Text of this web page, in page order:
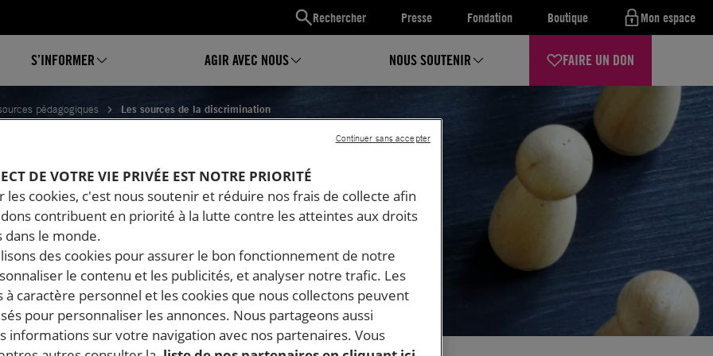
Rechercher Presse Fondation Boutique Mon espace
S’INFORMER AGIR AVEC NOUS NOUS SOUTENIR FAIRE UN DON
pédagogiques Les sources de la discrimination
DE LA DISCRIMINATION
DE VOTRE VIE PRIVÉE EST NOTRE PRIORITÉ
les cookies, c'est nous soutenir et réduire nos frais de collecte afin
contribuent en priorité à la lutte contre les atteintes aux droits
dans le monde.
des cookies pour assurer le bon fonctionnement de notre
le contenu et les publicités, et analyser notre trafic. Les
à caractère personnel et les cookies que nous collectons peuvent
pour personnaliser les annonces. Nous partageons aussi
informations sur votre navigation avec nos partenaires. Vous
Continuer sans accepter